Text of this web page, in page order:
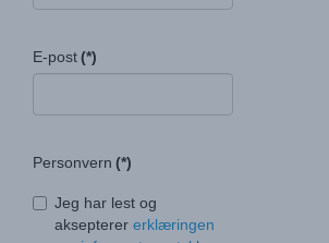
E-post(*)
Personvern (*)
Jeg har lest og
aksepterer erklæringen